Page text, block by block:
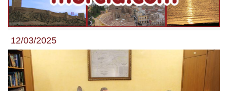
12/03/2025